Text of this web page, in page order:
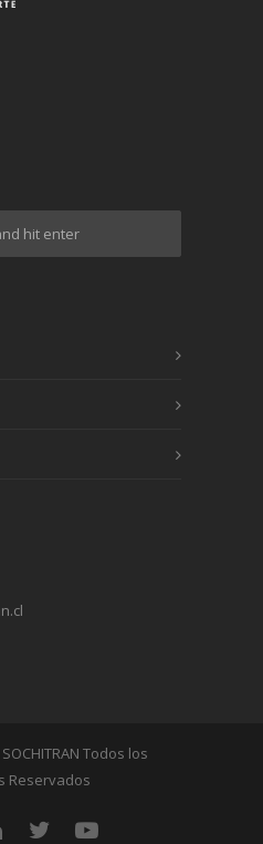
Todos los
Reservados